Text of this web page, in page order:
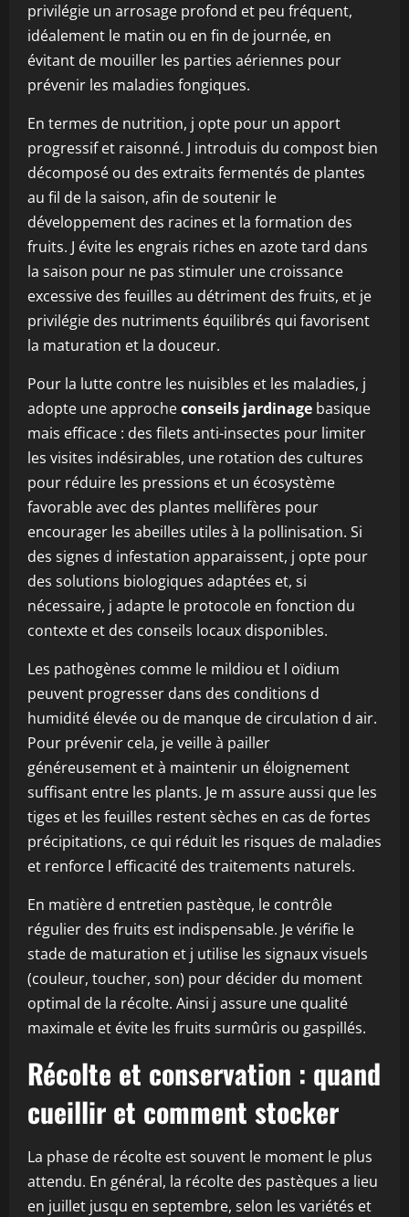
privilégie un arrosage profond et peu fréquent,
idéalement le matin ou en fin de journée, en
évitant de mouiller les parties aériennes pour
prévenir les maladies fongiques.
En termes de nutrition, j opte pour un apport
progressif et raisonné. J introduis du compost bien
décomposé ou des extraits fermentés de plantes
au fil de la saison, afin de soutenir le
développement des racines et la formation des
fruits. J évite les engrais riches en azote tard dans
la saison pour ne pas stimuler une croissance
excessive des feuilles au détriment des fruits, et je
privilégie des nutriments équilibrés qui favorisent
la maturation et la douceur.
Pour la lutte contre les nuisibles et les maladies, j
adopte une approcheconseils jardinage basique
mais efficace : des filets anti-insectes pour limiter
les visites indésirables, une rotation des cultures
pour réduire les pressions et un écosystème
favorable avec des plantes mellifères pour
encourager les abeilles utiles à la pollinisation. Si
des signes d infestation apparaissent, j opte pour
des solutions biologiques adaptées et, si
nécessaire, j adapte le protocole en fonction du
contexte et des conseils locaux disponibles.
Les pathogènes comme le mildiou et l oïdium
peuvent progresser dans des conditions d
humidité élevée ou de manque de circulation d air.
Pour prévenir cela, je veille à pailler
généreusement et à maintenir un éloignement
suffisant entre les plants. Je m assure aussi que les
tiges et les feuilles restent sèches en cas de fortes
précipitations, ce qui réduit les risques de maladies
et renforce l efficacité des traitements naturels.
En matière d entretien pastèque, le contrôle
régulier des fruits est indispensable. Je vérifie le
stade de maturation et j utilise les signaux visuels
(couleur, toucher, son) pour décider du moment
optimal de la récolte. Ainsi j assure une qualité
maximale et évite les fruits surmûris ou gaspillés.
Récolte et conservation : quand
cueillir et comment stocker
La phase de récolte est souvent le moment le plus
attendu. En général, la récolte des pastèques a lieu
en juillet jusqu en septembre, selon les variétés et